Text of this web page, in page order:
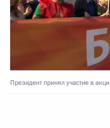
Президент принял участие в